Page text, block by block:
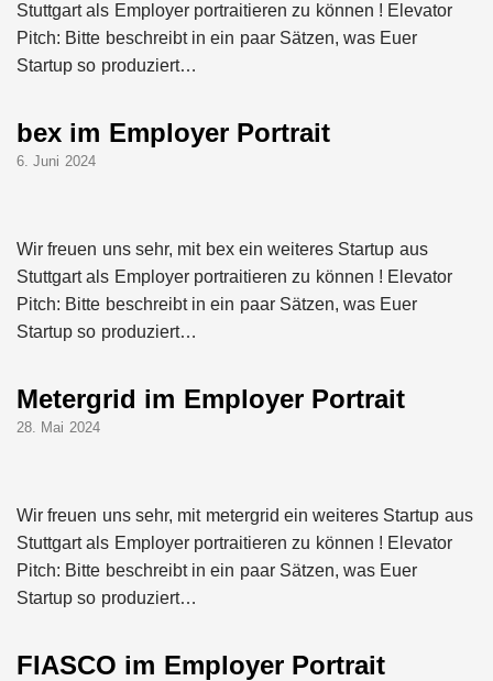
Stuttgart als Employer portraitieren zu können ! Elevator
Pitch: Bitte beschreibt in ein paar Sätzen, was Euer
Startup so produziert…
bex im Employer Portrait
6. Juni 2024
Wir freuen uns sehr, mit bex ein weiteres Startup aus
Stuttgart als Employer portraitieren zu können ! Elevator
Pitch: Bitte beschreibt in ein paar Sätzen, was Euer
Startup so produziert…
Metergrid im Employer Portrait
28. Mai 2024
Wir freuen uns sehr, mit metergrid ein weiteres Startup aus
Stuttgart als Employer portraitieren zu können ! Elevator
Pitch: Bitte beschreibt in ein paar Sätzen, was Euer
Startup so produziert…
FIASCO im Employer Portrait